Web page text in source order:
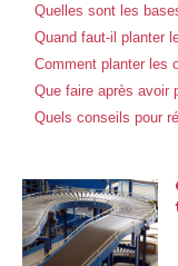
Quelles sont les
Quand faut-il planter
Comment planter les
Que faire après avoir
Quels conseils pour